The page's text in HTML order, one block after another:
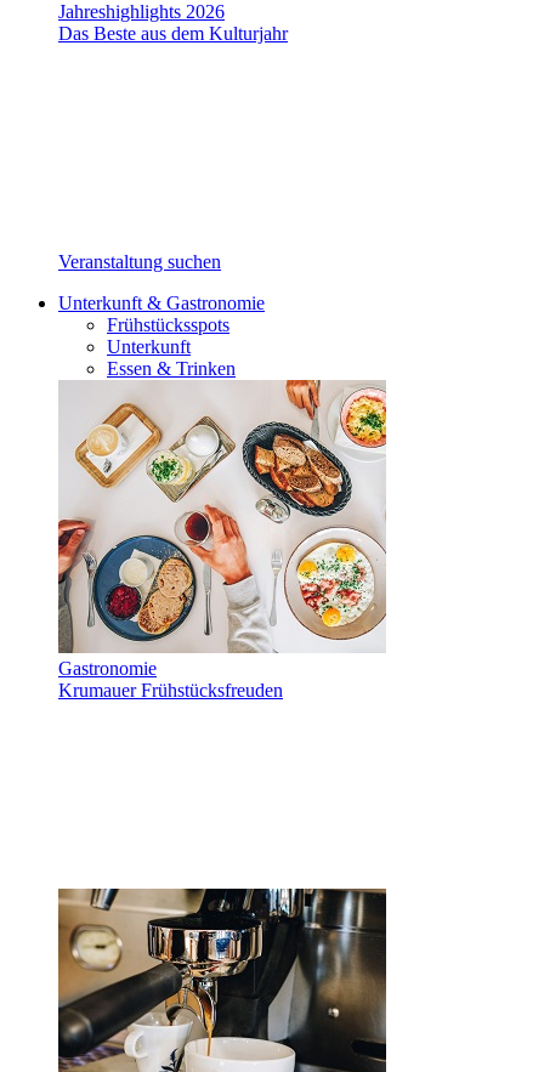
Jahreshighlights 2026
Das Beste aus dem Kulturjahr
Veranstaltung suchen
Unterkunft & Gastronomie
Frühstücksspots
Unterkunft
Essen & Trinken
Gastronomie
Krumauer Frühstücksfreuden